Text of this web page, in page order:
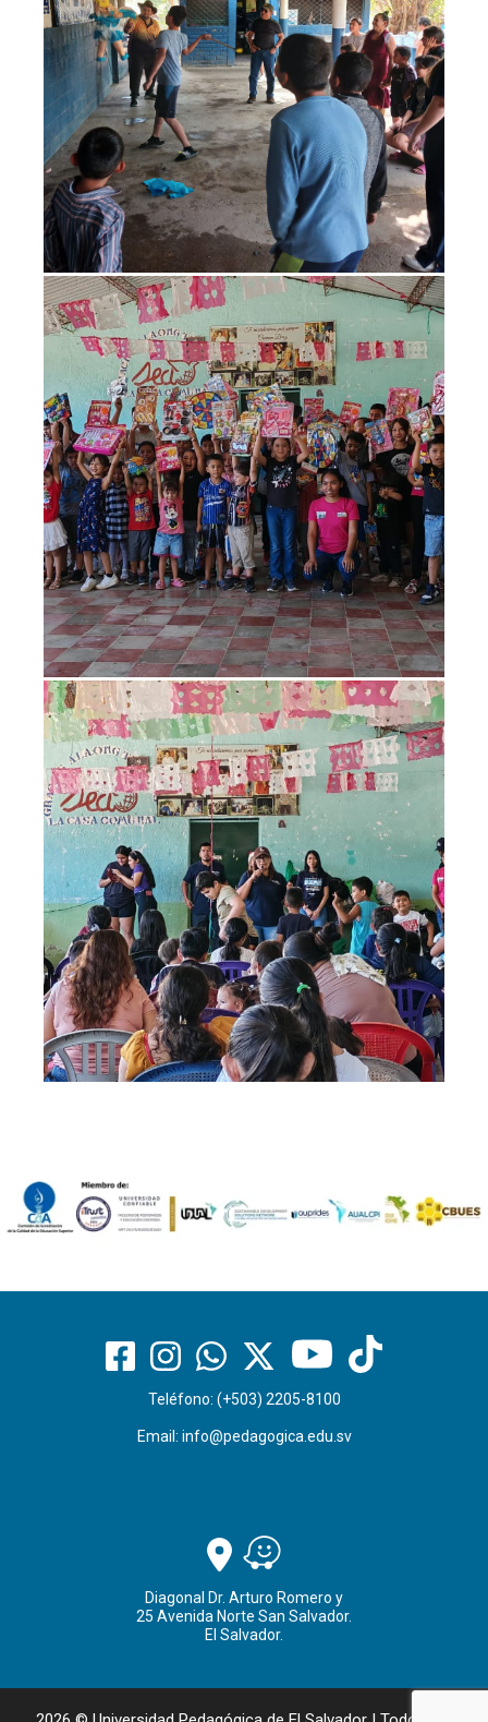
Teléfono: (+503) 2205-8100
Email: info@pedagogica.edu.sv
Diagonal Dr. Arturo Romero y
25 Avenida Norte San Salvador.
El Salvador.